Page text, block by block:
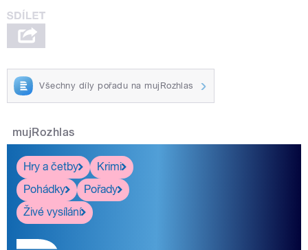
Všechny díly pořadu na mujRozhlas
mujRozhlas
Hry a četby
Krimi
Pohádky
Pořady
Živé vysílání